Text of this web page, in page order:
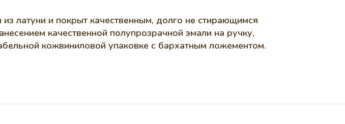
латуни и покрыт качественным, долго не стирающимся
качественной полупрозрачной эмали на ручку,
кожвиниловой упаковке с бархатным ложементом.